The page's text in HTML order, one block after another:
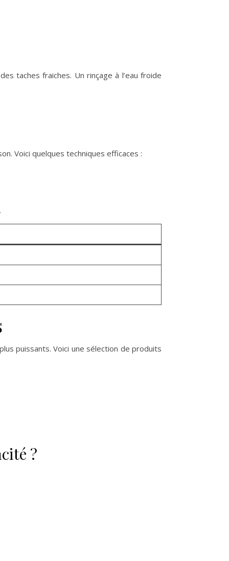
taches fraiches. Un rinçage à l’eau froide
Voici quelques techniques efficaces :
puissants. Voici une sélection de produits
?